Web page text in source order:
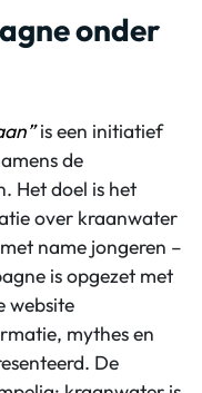
onder
is een initiatief
de
Het doel is het
over kraanwater
name jongeren –
is opgezet met
website
mythes en
De